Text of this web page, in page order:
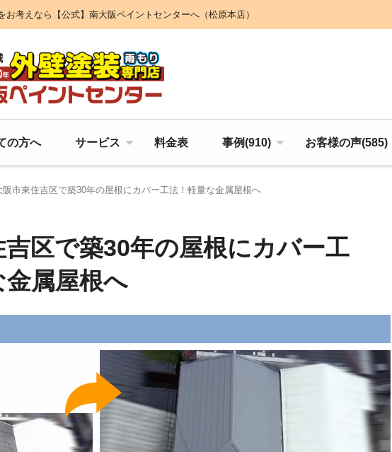
お考えなら【公式】南大阪ペイントセンターへ（松原本店）
の方へ サービス 料金表 事例(910) お客様の声(585)
阪市東住吉区で築30年の屋根にカバー工法！軽量な金属屋根へ
吉区で築30年の屋根にカバー工
属屋根へ